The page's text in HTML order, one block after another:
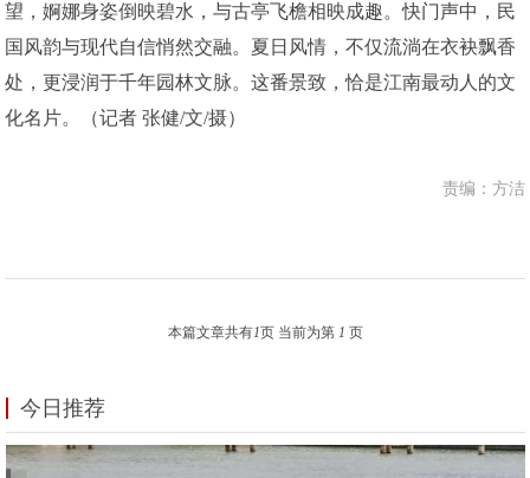
望，婀娜身姿倒映碧水，与古亭飞檐相映成趣。快门声中，民
国风韵与现代自信悄然交融。夏日风情，不仅流淌在衣袂飘香
处，更浸润于千年园林文脉。这番景致，恰是江南最动人的文
化名片。（记者 张健/文/摄）
责编：方洁
本篇文章共有1页 当前为第 1 页
今日推荐